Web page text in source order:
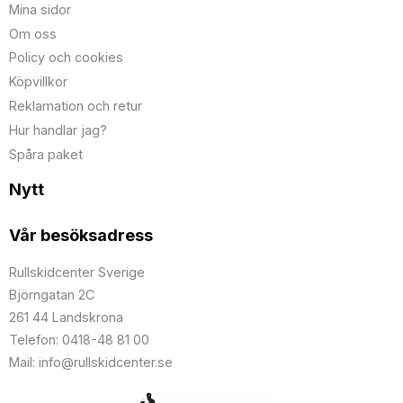
Mina sidor
Om oss
Policy och cookies
Köpvillkor
Reklamation och retur
Hur handlar jag?
Spåra paket
Nytt
Vår besöksadress
Rullskidcenter Sverige
Björngatan 2C
261 44 Landskrona
Telefon: 0418-48 81 00
Mail: info@rullskidcenter.se